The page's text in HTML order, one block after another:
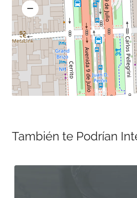
También te Podrían